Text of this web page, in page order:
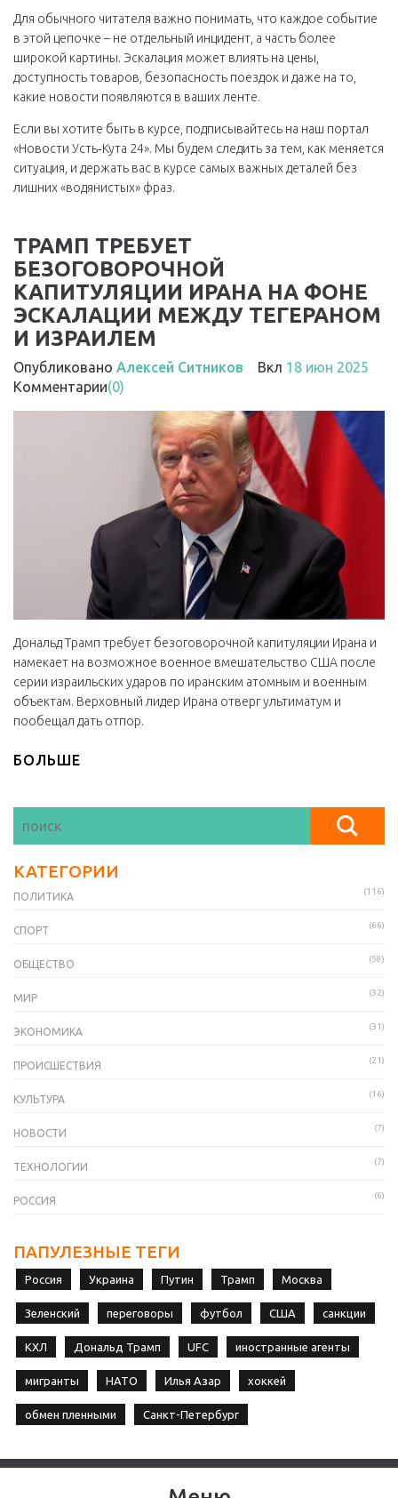
Для обычного читателя важно понимать, что каждое событие
в этой цепочке – не отдельный инцидент, а часть более
широкой картины. Эскалация может влиять на цены,
доступность товаров, безопасность поездок и даже на то,
какие новости появляются в ваших ленте.
Если вы хотите быть в курсе, подписывайтесь на наш портал
«Новости Усть‑Кута 24». Мы будем следить за тем, как меняется
ситуация, и держать вас в курсе самых важных деталей без
лишних «водянистых» фраз.
ТРАМП ТРЕБУЕТ
БЕЗОГОВОРОЧНОЙ
КАПИТУЛЯЦИИ ИРАНА НА ФОНЕ
ЭСКАЛАЦИИ МЕЖДУ ТЕГЕРАНОМ
И ИЗРАИЛЕМ
Опубликовано Алексей Ситников Вкл 18 июн 2025
Комментарии(0)
Дональд Трамп требует безоговорочной капитуляции Ирана и
намекает на возможное военное вмешательство США после
серии израильских ударов по иранским атомным и военным
объектам. Верховный лидер Ирана отверг ультиматум и
пообещал дать отпор.
БОЛЬШЕ
КАТЕГОРИИ
ПОЛИТИКА (116)
СПОРТ (66)
ОБЩЕСТВО (58)
МИР (32)
ЭКОНОМИКА (31)
ПРОИСШЕСТВИЯ (21)
КУЛЬТУРА (16)
НОВОСТИ (7)
ТЕХНОЛОГИИ (7)
РОССИЯ (6)
ПАПУЛЕЗНЫЕ ТЕГИ
Россия Украина Путин Трамп Москва
Зеленский переговоры футбол США санкции
КХЛ Дональд Трамп UFC иностранные агенты
мигранты НАТО Илья Азар хоккей
обмен пленными Санкт-Петербург